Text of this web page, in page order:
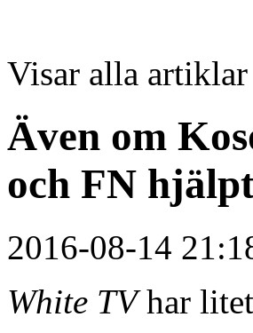
Visar alla
Även om
och FN
2016-08-14
White TVhar